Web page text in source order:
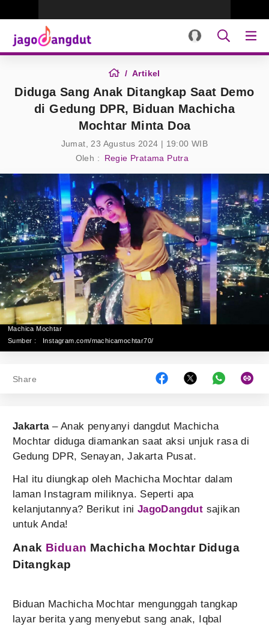
Artikel
Diduga Sang Anak Ditangkap Saat Demo
di Gedung DPR, Biduan Machicha
Mochtar Minta Doa
Jumat, 23 Agustus 2024 | 19:00 WIB
Oleh :
Regie Pratama Putra
Machica Mochtar
Sumber :
Instagram.com/machicamochtar70/
Share
Jakarta– Anak penyanyi dangdut Machicha
Mochtar diduga diamankan saat aksi unjuk rasa di
Gedung DPR, Senayan, Jakarta Pusat.
Hal itu diungkap oleh Machicha Mochtar dalam
laman Instagram miliknya. Seperti apa
kelanjutannya? Berikut ini JagoDangdut sajikan
untuk Anda!
Anak Biduan Machicha Mochtar Diduga
Ditangkap
Biduan Machicha Mochtar mengunggah tangkap
layar berita yang menyebut sang anak, Iqbal